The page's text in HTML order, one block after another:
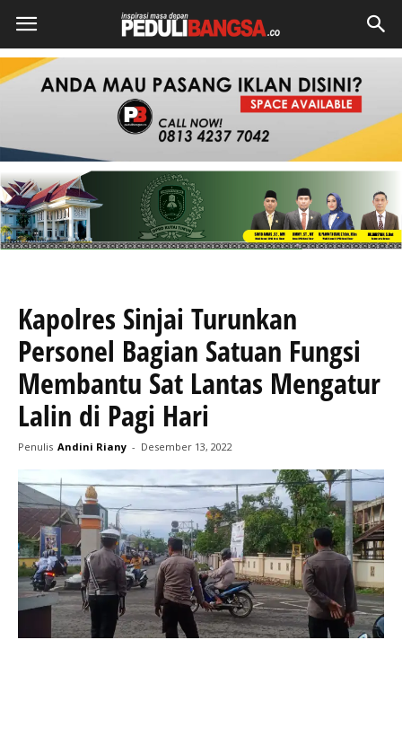
Kapolres Sinjai Turunkan
Personel Bagian Satuan Fungsi
Membantu Sat Lantas Mengatur
Lalin di Pagi Hari
Penulis Andini Riany - Desember 13, 2022